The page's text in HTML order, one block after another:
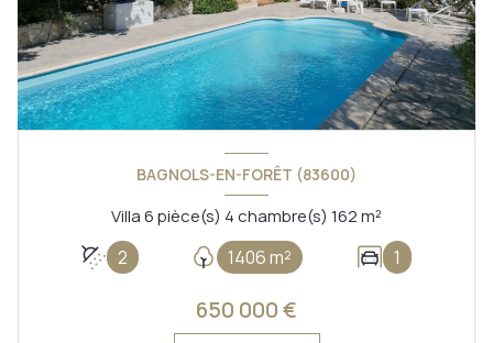
BAGNOLS-EN-FORÊT (83600)
Villa 6 pièce(s) 4 chambre(s) 162 m²
2 1406 m² 1
650 000 €